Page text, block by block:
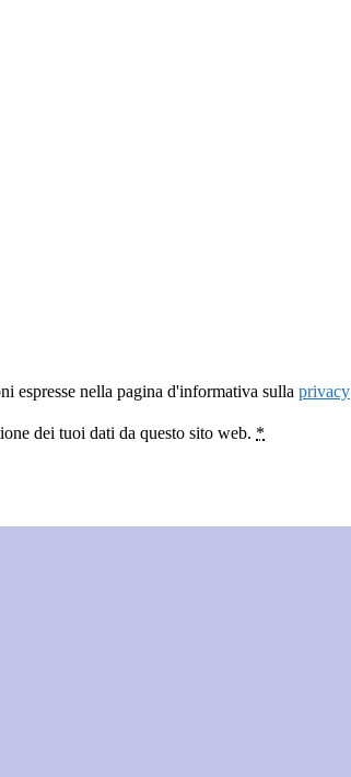
espresse nella pagina d'informativa sulla privacy
dei tuoi dati da questo sito web. *